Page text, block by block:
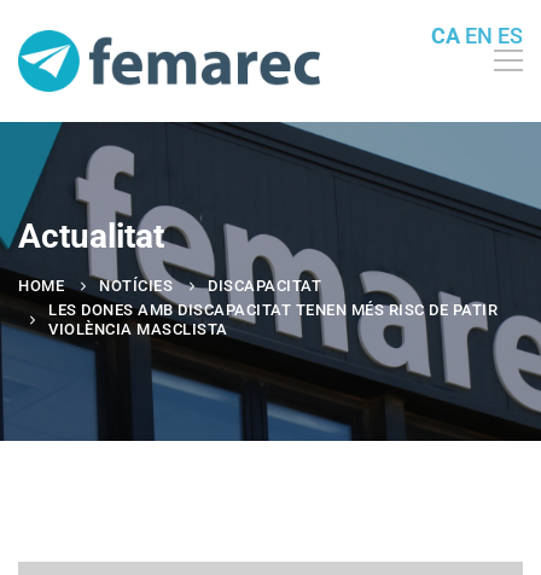
Actualitat
HOME NOTÍCIES
DISCAPACITAT
LES DONES AMB DISCAPACITAT TENEN MÉS RISC DE PATIR
VIOLÈNCIA MASCLISTA
CA EN ES